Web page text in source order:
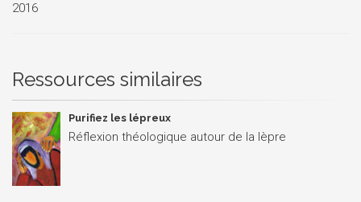
2016
Ressources similaires
Purifiez les lépreux
Réflexion théologique autour de la lèpre